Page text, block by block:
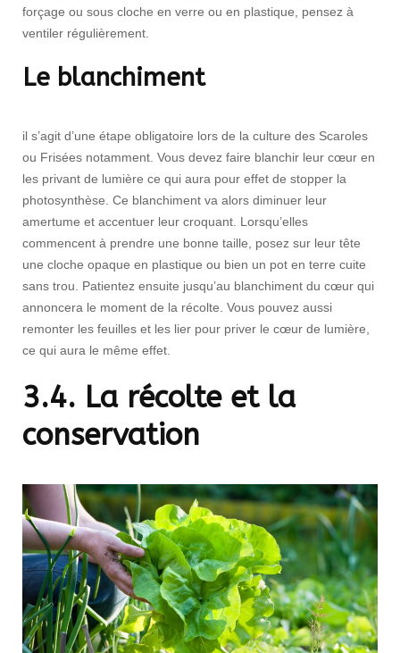
forçage ou sous cloche en verre ou en plastique, pensez à
ventiler régulièrement.
Le blanchiment
il s’agit d’une étape obligatoire lors de la culture des Scaroles
ou Frisées notamment. Vous devez faire blanchir leur cœur en
les privant de lumière ce qui aura pour effet de stopper la
photosynthèse. Ce blanchiment va alors diminuer leur
amertume et accentuer leur croquant. Lorsqu’elles
commencent à prendre une bonne taille, posez sur leur tête
une cloche opaque en plastique ou bien un pot en terre cuite
sans trou. Patientez ensuite jusqu’au blanchiment du cœur qui
annoncera le moment de la récolte. Vous pouvez aussi
remonter les feuilles et les lier pour priver le cœur de lumière,
ce qui aura le même effet.
3.4. La récolte et la
conservation